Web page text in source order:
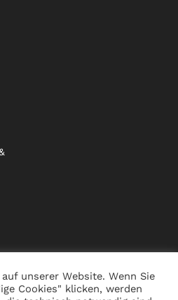
unserer Website. Wenn Sie
Cookies" klicken, werden